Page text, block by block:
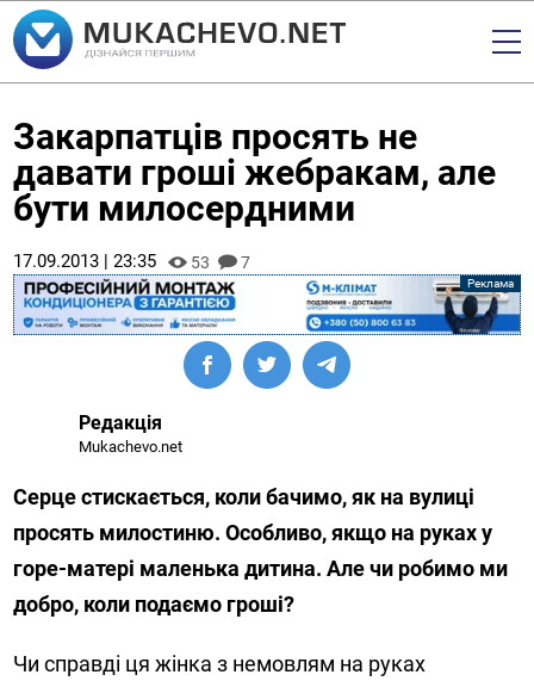
Закарпатців просять не
давати гроші жебракам, але
бути милосердними
17.09.2013 | 23:35 53 7
Редакція
Mukachevo.net
Серце стискається, коли бачимо, як на вулиці
просять милостиню. Особливо, якщо на руках у
горе-матері маленька дитина. Але чи робимо ми
добро, коли подаємо гроші?
Чи справді ця жінка з немовлям на руках